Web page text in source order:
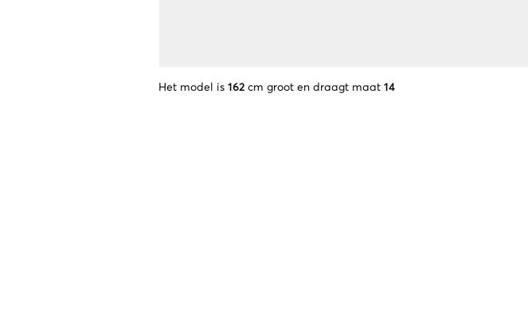
Het model is 162 cm groot en draagt maat 14